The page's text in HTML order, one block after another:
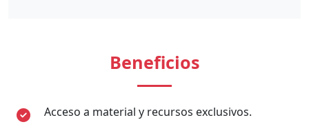
Beneficios
Acceso a material y recursos exclusivos.